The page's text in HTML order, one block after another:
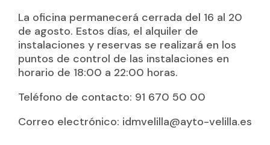
La oficina permanecerá cerrada del 16 al 20
de agosto. Estos días, el alquiler de
instalaciones y reservas se realizará en los
puntos de control de las instalaciones en
horario de 18:00 a 22:00 horas.
Teléfono de contacto: 91 670 50 00
Correo electrónico: idmvelilla@ayto-velilla.es